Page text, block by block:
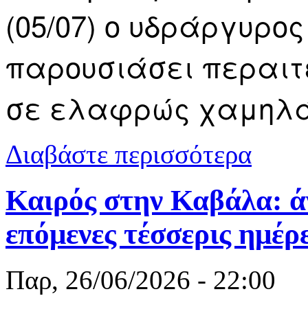
(05/07) ο
παρουσιάσει
σε ελαφρώς
Διαβάστε περισσότερα
Καιρός στην Καβάλα:
επόμενες τέσσερις
Παρ, 26/06/2026 - 22:00